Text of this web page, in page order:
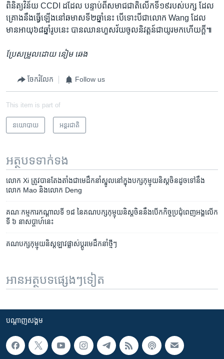
ពិនិត្យ​វិន័យ CCDI​ ដដែល​ ​បន្ទាប់​ពី​សមាជ​ជាតិ​លើក​ទី​១៩​របស់​បក្ស ដែល
គ្រោង​នឹង​ធ្វើ​ឡើង​នៅ​ឆមាស​ទី២ឆ្នាំ​នេះ បើ​ទោះបី​ជា​លោក​ Wang ដែល​
មាន​អាយុ​៦៨​ឆ្នាំ​រូប​នេះ​ បាន​ឈាន​ហួស​វ័យ​ចូល​និវត្តន៍​ជា​យូរមក​ហើយ​ក្តី៕
ប្រែ​សម្រួល​ដោយ​ នៀម ឆេង
ចែករំលែក Follow us
This item is part of
នយោបាយ អន្តរជាតិ
អត្ថបទ​ទាក់ទង
លោក Xi ត្រូវ​បាន​តែងតាំង​ជា​មេដឹកនាំ​ស្នូល​នៅ​ក្នុង​បក្ស​កុម្មុយនិស្ត​ចិន​ដូច​ទៅ​នឹង​
លោក Mao និង​លោក Deng
គណៈកម្មការ​កណ្ដាល​ទី ១៨ នៃ​គណបក្ស​កុម្មុយនិស្ត​ចិន​នឹង​បើក​កិច្ច​ប្រជុំ​ពេញ​អង្គ​លើក​
ទី ៦ នា​សប្ដាហ៍​នេះ
គណបក្ស​កុម្មុយនិស្ត​ឡាវ​​ផ្លាស់ប្ដូរ​មេដឹកនាំ​ថ្មីៗ​
អានអត្ថបទផ្សេងៗទៀត
បណ្តាញ​សង្គម